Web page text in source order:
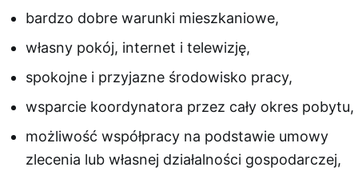
bardzo dobre warunki mieszkaniowe,
własny pokój, internet i telewizję,
spokojne i przyjazne środowisko pracy,
wsparcie koordynatora przez cały okres pobytu,
możliwość współpracy na podstawie umowy
zlecenia lub własnej działalności gospodarczej,